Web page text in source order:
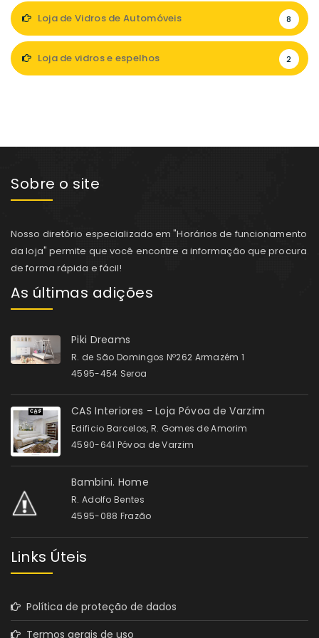
Loja de Vidros de Automóveis 8
Loja de vidros e espelhos 2
Sobre o site
Nosso diretório especializado em "Horários de funcionamento
da loja" permite que você encontre a informação que procura
de forma rápida e fácil!
As últimas adições
Piki Dreams
R. de São Domingos Nº262 Armazém 1
4595-454 Seroa
CAS Interiores - Loja Póvoa de Varzim
Edificio Barcelos, R. Gomes de Amorim
4590-641 Póvoa de Varzim
Bambini. Home
R. Adolfo Bentes
4595-088 Frazão
Links Úteis
Política de proteção de dados
Termos gerais de uso